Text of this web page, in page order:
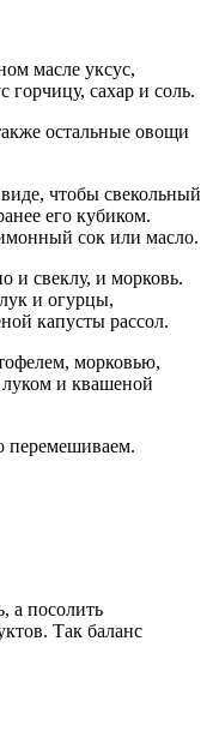
масле уксус,
горчицу, сахар и соль.
остальные овощи
чтобы свекольный
его кубиком.
сок или масло.
и свеклу, и морковь.
и огурцы,
капусты рассол.
морковью,
и квашеной
перемешиваем.
а посолить
Так баланс